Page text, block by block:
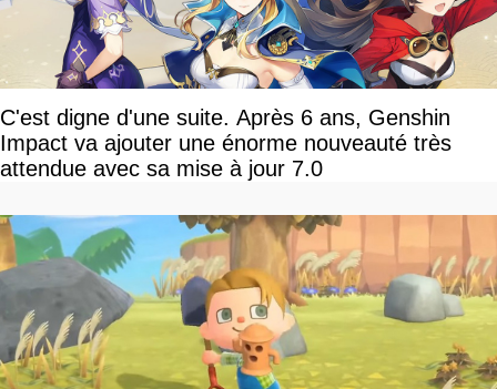
C'est digne d'une suite. Après 6 ans, Genshin
Impact va ajouter une énorme nouveauté très
attendue avec sa mise à jour 7.0